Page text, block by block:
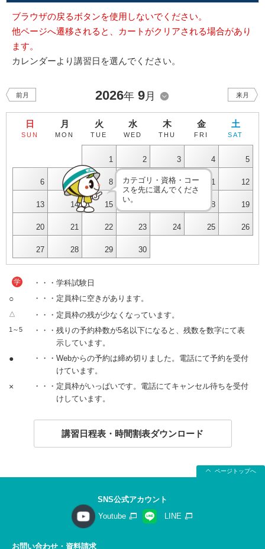
ブラウザの戻るボタンを使用しないでください。
他ページへ遷移されると、カートがクリアされる場合があり
ます。
カレンダーより講習日を選んでください。
前月 2026年 9月 来月
日
SUN
月
MON
火
TUE
水
WED
木
THU
金
FRI
土
SAT
1 2 3 4 5
6 7 8 9 10 11 12
13 14 15 18 19
20 21 22 23 24 25 26
27 28 29 30
カテゴリ・資格・コー
スを先に選んでくださ
い。
学 ・・・学科試験日
○ ・・・定員枠に空きがあります。
△ ・・・定員枠の残が少なくなっています。
1～5
・・・残りの予約枠数が5名以下になると、残数を数字にて表
示しています。
●
・・・Webからの予約は締め切りました。電話にて予約を受付
けています。
×
・・・定員枠がいっぱいです。電話にてキャンセル待ちを受付
けしています。
講習日程表・時間割表ダウンロード
ページトップへ
SNS公式アカウント
Youtube
LINE
お問い合わせ・資料請求